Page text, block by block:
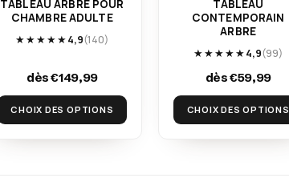
TABLEAU ARBRE POUR
CHAMBRE ADULTE
★★★★★4,9(140)
dès €149,99
CHOIX DES OPTIONS
TABLEAU
CONTEMPORAIN
ARBRE
★★★★★4,9(99)
dès €59,99
CHOIX DES OPTIONS